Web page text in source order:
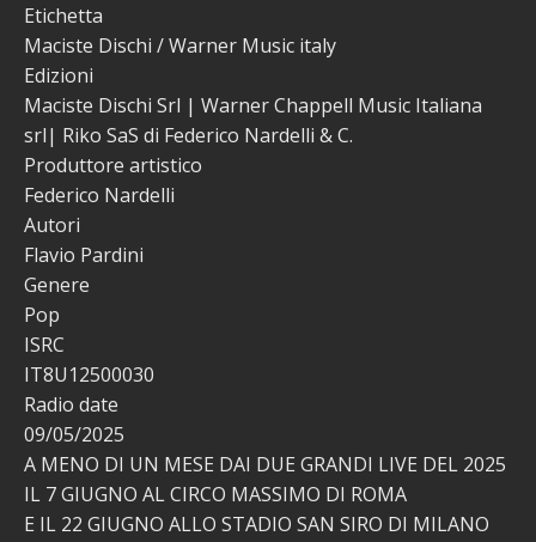
Etichetta
Maciste Dischi / Warner Music italy
Edizioni
Maciste Dischi Srl | Warner Chappell Music Italiana
srl| Riko SaS di Federico Nardelli & C.
Produttore artistico
Federico Nardelli
Autori
Flavio Pardini
Genere
Pop
ISRC
IT8U12500030
Radio date
09/05/2025
A MENO DI UN MESE DAI DUE GRANDI LIVE DEL 2025
IL 7 GIUGNO AL CIRCO MASSIMO DI ROMA
E IL 22 GIUGNO ALLO STADIO SAN SIRO DI MILANO